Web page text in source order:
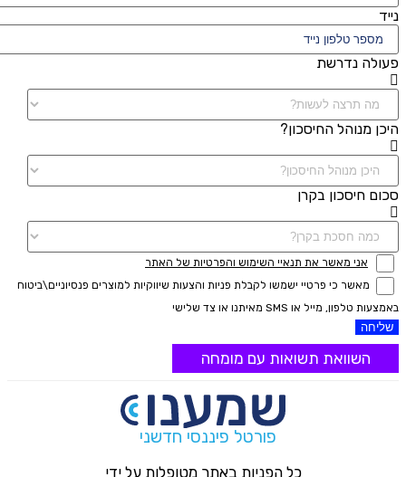
נייד
פעולה נדרשת
היכן מנוהל החיסכון?
סכום חיסכון בקרן
אני מאשר את תנאיי השימוש והפרטיות של האתר
מאשר כי פרטיי ישמשו לקבלת פניות והצעות שיווקיות למוצרים פנסיוניים\ביטוח
באמצעות טלפון, מייל או SMS מאיתנו או צד שלישי
שליחה
השוואת תשואות עם מומחה
פורטל פיננסי חדשני
כל הפניות באתר מטופלות על ידי